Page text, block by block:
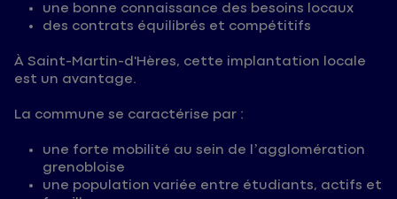
une bonne connaissance des besoins locaux
des contrats équilibrés et compétitifs
À Saint-Martin-d'Hères, cette implantation locale
est un avantage.
La commune se caractérise par :
une forte mobilité au sein de l’agglomération
grenobloise
une population variée entre étudiants, actifs et